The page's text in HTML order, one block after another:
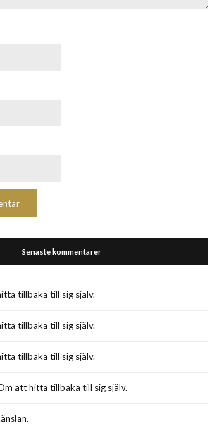
Senaste kommentarer
tillbaka till sig själv.
tillbaka till sig själv.
tillbaka till sig själv.
att hitta tillbaka till sig själv.